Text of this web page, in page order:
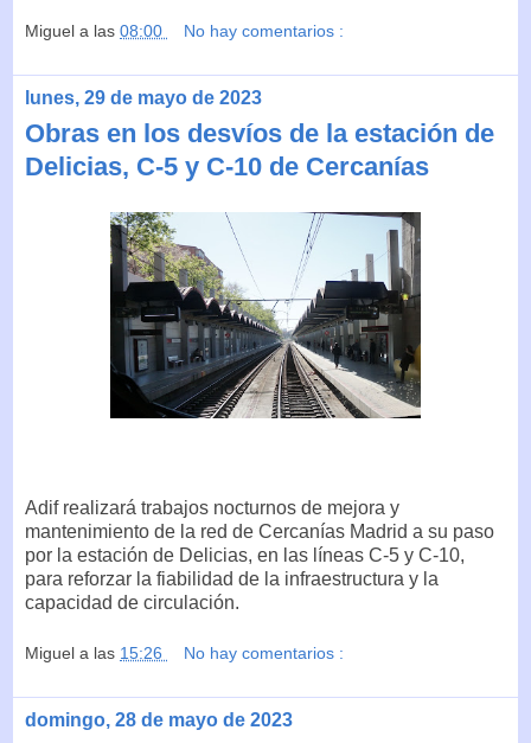
Miguel a las 08:00 No hay comentarios :
lunes, 29 de mayo de 2023
Obras en los desvíos de la estación de
Delicias, C-5 y C-10 de Cercanías
Adif realizará trabajos nocturnos de mejora y
mantenimiento de la red de Cercanías Madrid a su paso
por la estación de Delicias, en las líneas C-5 y C-10,
para reforzar la fiabilidad de la infraestructura y la
capacidad de circulación.
Miguel a las 15:26 No hay comentarios :
domingo, 28 de mayo de 2023